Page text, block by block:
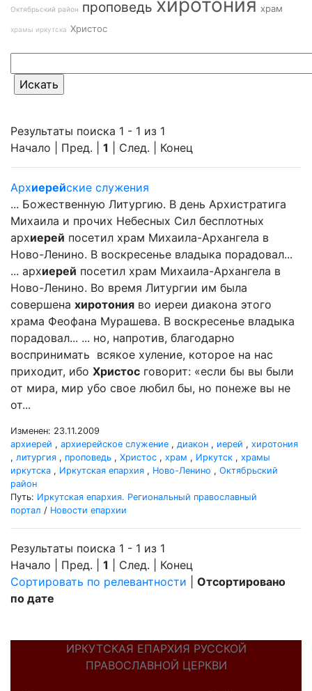
Октябрьский район проповедь хиротония храм
храмы иркутска Христос
Результаты поиска 1 - 1 из 1
Начало | Пред. | 1 | След. | Конец
Архиерейские служения
... Божественную Литургию. В день Архистратига
Михаила и прочих Небесных Сил бесплотных
архиерей посетил храм Михаила-Архангела в
Ново-Ленино. В воскресенье владыка порадовал...
... архиерей посетил храм Михаила-Архангела в
Ново-Ленино. Во время Литургии им была
совершена хиротония во иереи диакона этого
храма Феофана Мурашева. В воскресенье владыка
порадовал... ... но, напротив, благодарно
воспринимать всякое хуление, которое на нас
приходит, ибо Христос говорит: «если бы вы были
от мира, мир убо свое любил бы, но понеже вы не
от...
Изменен: 23.11.2009
архиерей , архиерейское служение , диакон , иерей , хиротония
, литургия , проповедь , Христос , храм , Иркутск , храмы
иркутска , Иркутская епархия , Ново-Ленино , Октябрьский
район
Путь: Иркутская епархия. Региональный православный
портал / Новости епархии
Результаты поиска 1 - 1 из 1
Начало | Пред. | 1 | След. | Конец
Сортировать по релевантности
Отсортировано
по дате
ИРКУТСКАЯ ЕПАРХИЯ РУССКОЙ
ПРАВОСЛАВНОЙ ЦЕРКВИ